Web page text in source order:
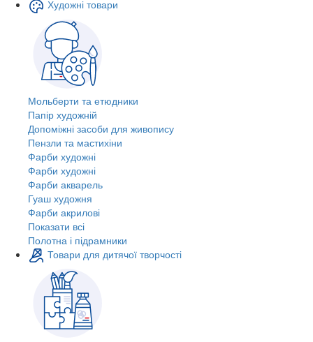
Художні товари
Мольберти та етюдники
Папір художній
Допоміжні засоби для живопису
Пензли та мастихіни
Фарби художні
Фарби художні
Фарби акварель
Гуаш художня
Фарби акрилові
Показати всі
Полотна і підрамники
Товари для дитячої творчості